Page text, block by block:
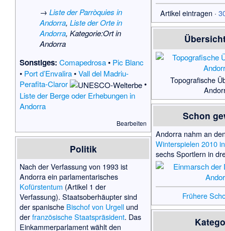
→Liste der Parròquies in
Andorra,Liste der Orte in
Andorra,Kategorie:Ort in
Andorra
Sonstiges: Comapedrosa• Pic Blanc
• Port d’Envalira•Vall del Madriu-
Perafita-Claror
•
Liste der Berge oder Erhebungen in
Andorra
Bearbeiten
Politik
Nach der Verfassung von 1993 ist
Andorra ein parlamentarisches
Kofürstentum (Artikel 1 der
Verfassung). Staatsoberhäupter sind
der spanische Bischof von Urgell und
derfranzösische Staatspräsident. Das
Einkammerparlament wählt den
Artikel eintragen ·
Topografische
Schon
Andorra nahm an
Winterspielen 2010
sechs Sportlern in
Frühere